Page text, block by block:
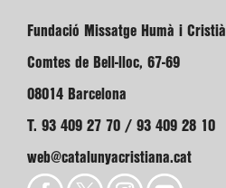
Fundació Missatge Humà i Cristià
Comtes de Bell-lloc, 67-69
08014 Barcelona
T. 93 409 27 70 / 93 409 28 10
web@catalunyacristiana.cat